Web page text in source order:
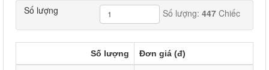
Số lượng Số lượng: 447 Chiếc
Số lượng Đơn giá (đ)